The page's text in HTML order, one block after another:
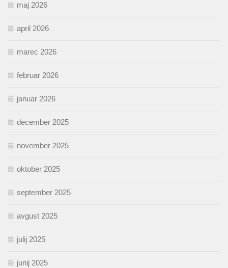
maj 2026
april 2026
marec 2026
februar 2026
januar 2026
december 2025
november 2025
oktober 2025
september 2025
avgust 2025
julij 2025
junij 2025